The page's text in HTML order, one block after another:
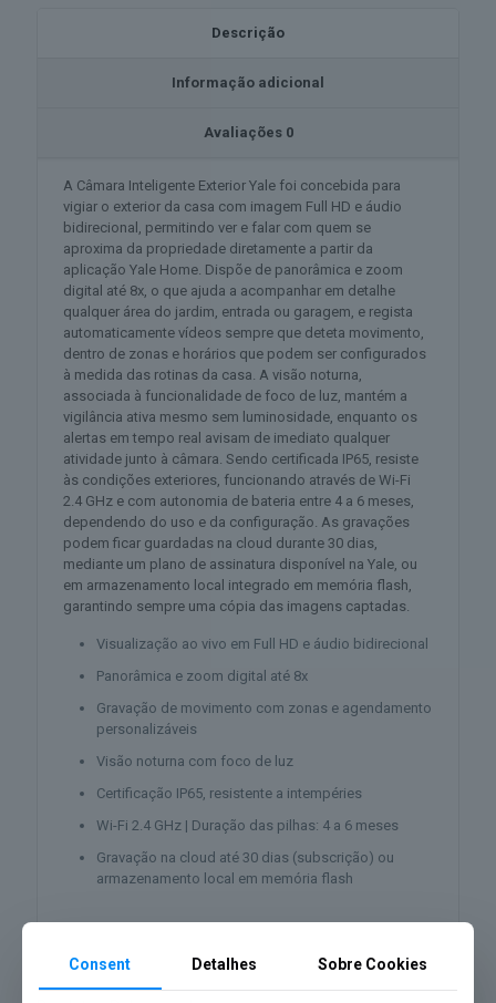
Descrição
Informação adicional
Avaliações 0
A Câmara Inteligente Exterior Yale foi concebida para
vigiar o exterior da casa com imagem Full HD e áudio
bidirecional, permitindo ver e falar com quem se
aproxima da propriedade diretamente a partir da
aplicação Yale Home. Dispõe de panorâmica e zoom
digital até 8x, o que ajuda a acompanhar em detalhe
qualquer área do jardim, entrada ou garagem, e regista
automaticamente vídeos sempre que deteta movimento,
dentro de zonas e horários que podem ser configurados
à medida das rotinas da casa. A visão noturna,
associada à funcionalidade de foco de luz, mantém a
vigilância ativa mesmo sem luminosidade, enquanto os
alertas em tempo real avisam de imediato qualquer
atividade junto à câmara. Sendo certificada IP65, resiste
às condições exteriores, funcionando através de Wi-Fi
2.4 GHz e com autonomia de bateria entre 4 a 6 meses,
dependendo do uso e da configuração. As gravações
podem ficar guardadas na cloud durante 30 dias,
mediante um plano de assinatura disponível na Yale, ou
em armazenamento local integrado em memória flash,
garantindo sempre uma cópia das imagens captadas.
Visualização ao vivo em Full HD e áudio bidirecional
Panorâmica e zoom digital até 8x
Gravação de movimento com zonas e agendamento
personalizáveis
Visão noturna com foco de luz
Certificação IP65, resistente a intempéries
Wi-Fi 2.4 GHz | Duração das pilhas: 4 a 6 meses
Gravação na cloud até 30 dias (subscrição) ou
armazenamento local em memória flash
Consent Detalhes Sobre Cookies